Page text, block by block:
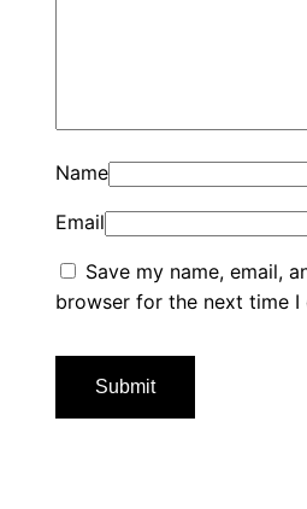
Name
Email
Save my name, email,
browser for the next time I